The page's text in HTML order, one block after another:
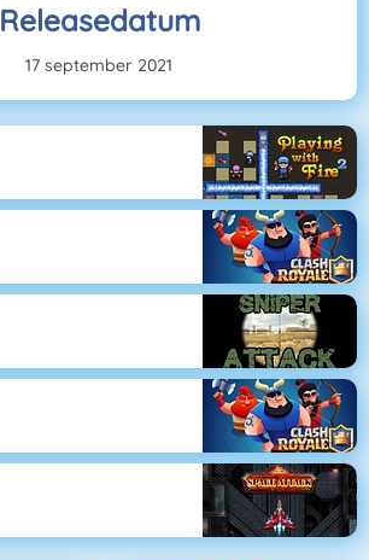
Releasedatum
17 september 2021